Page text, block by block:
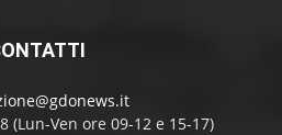
(Lun-Ven ore 09-12 e 15-17)